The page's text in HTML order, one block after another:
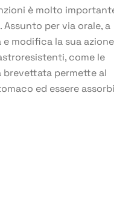
è molto
per via orale, a
modifica la sua azione.
come le
brevettata permette al
ed essere